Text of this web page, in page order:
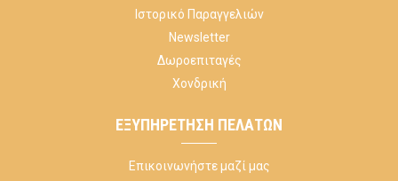
Ιστορικό Παραγγελιών
Newsletter
Δωροεπιταγές
Χονδρική
ΕΞΥΠΗΡΈΤΗΣΗ ΠΕΛΑΤΏΝ
Επικοινωνήστε μαζί μας